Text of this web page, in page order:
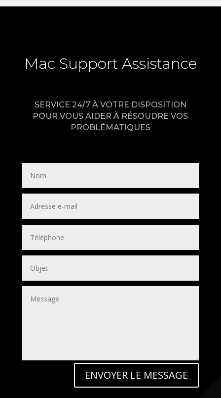
Mac Support Assistance
SERVICE 24/7 À VOTRE DISPOSITION
POUR VOUS AIDER À RÉSOUDRE VOS
PROBLÉMATIQUES
ENVOYER LE MESSAGE